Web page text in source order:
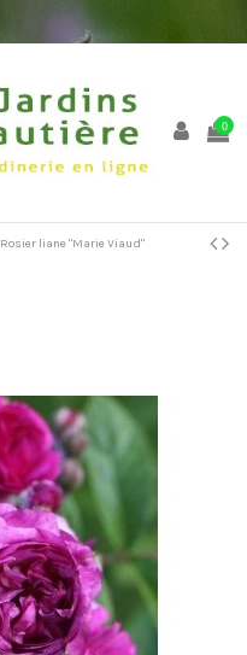
0
Rosier liane "Marie Viaud"